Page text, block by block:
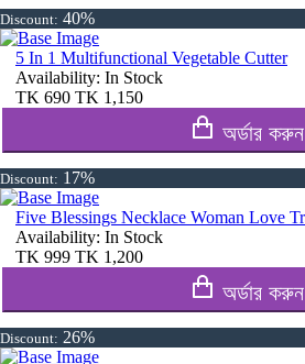
Discount: 40%
5 In 1 Multifunctional Vegetable Cutter
Availability: In Stock
TK 690 TK 1,150
অর্ডার করুন
Discount: 17%
Availability: In Stock
TK 999 TK 1,200
অর্ডার করুন
Discount: 26%